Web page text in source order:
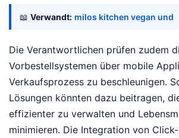
📖 Verwandt: milos kitchen vegan und
Die Verantwortlichen prüfen zudem
Vorbestellsystemen über mobile
Verkaufsprozess zu beschleunigen.
Lösungen könnten dazu beitragen,
effizienter zu verwalten und
minimieren. Die Integration von